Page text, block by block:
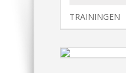
TRAININGEN